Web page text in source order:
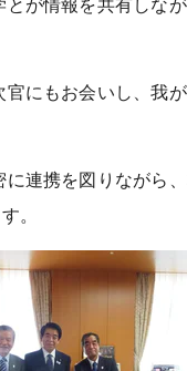
が情報を共有しな
にもお会いし、我
連携を図りながら
。